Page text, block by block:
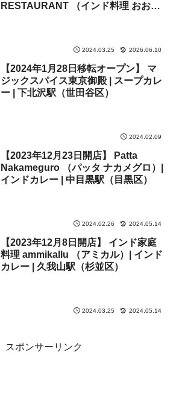
RESTAURANT （インド料理 おおで
2024.03.25 2026.06.10
【2024年1月28日移転オープン】 マ
ジックスパイス東京御殿 | スープカレ
ー | 下北沢駅（世田谷区）
2024.02.09
【2023年12月23日開店】 Patta
Nakameguro （パッタ ナカメグロ）|
インドカレー | 中目黒駅（目黒区）
2024.02.26 2024.05.14
【2023年12月8日開店】 インド家庭
料理 ammikallu （アミカル）| インド
カレー | 久我山駅（杉並区）
2024.03.25 2024.05.14
スポンサーリンク